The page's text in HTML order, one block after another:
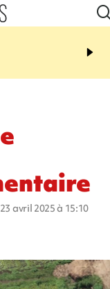
13:49
mineurs - un courrier
avril 2025 à 15:10